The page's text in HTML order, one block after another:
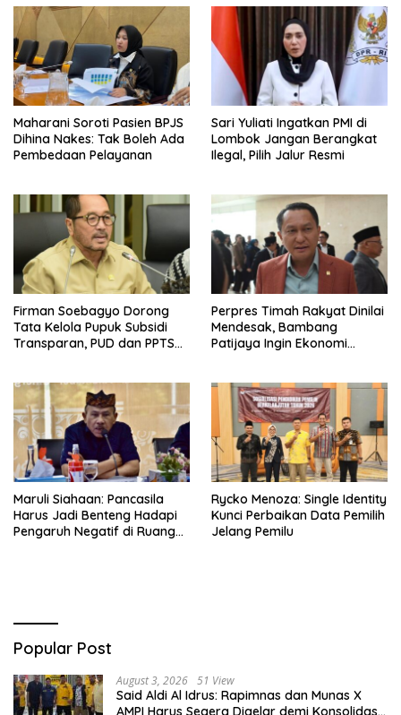
Maharani Soroti Pasien BPJS
Dihina Nakes: Tak Boleh Ada
Pembedaan Pelayanan
Sari Yuliati Ingatkan PMI di
Lombok Jangan Berangkat
Ilegal, Pilih Jalur Resmi
Firman Soebagyo Dorong
Tata Kelola Pupuk Subsidi
Transparan, PUD dan PPTS
Perpres Timah Rakyat Dinilai
Mendesak, Bambang
Patijaya Ingin Ekonomi
Maruli Siahaan: Pancasila
Harus Jadi Benteng Hadapi
Pengaruh Negatif di Ruang
Rycko Menoza: Single Identity
Kunci Perbaikan Data Pemilih
Jelang Pemilu
Popular Post
August 3, 2026 51 View
Said Aldi Al Idrus: Rapimnas dan Munas X
AMPI Harus Segera Digelar demi Konsolidasi